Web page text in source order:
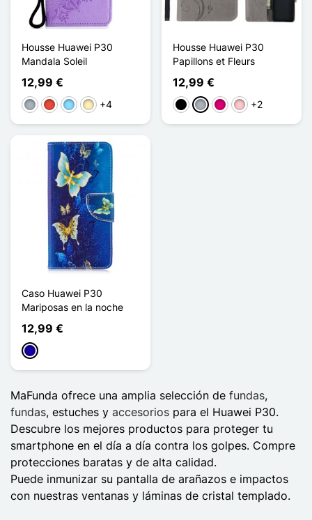
Housse Huawei P30
Mandala Soleil
12,99 €
Gris RojoAzul claro
Oro +4
Housse Huawei P30
Papillons et Fleurs
12,99 €
Negro
Gris Magenta
Rosa+2
Caso Huawei P30
Mariposas en la noche
12,99 €
Azul oscuro
MaFunda ofrece una amplia selección de fundas,
fundas, estuches y accesorios para el Huawei P30.
Descubre los mejores productos para proteger tu
smartphone en el día a día contra los golpes. Compre
protecciones baratas y de alta calidad.
Puede inmunizar su pantalla de arañazos e impactos
con nuestras ventanas y láminas de cristal templado.